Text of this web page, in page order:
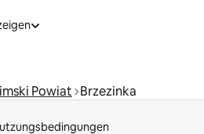
Powiat Brzezinka